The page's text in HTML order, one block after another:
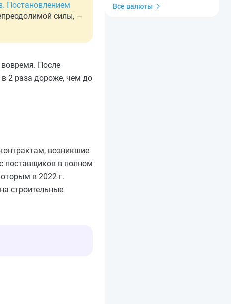
Постановлением
силы, —
вовремя. После
2 раза дороже, чем до
возникшие
поставщиков в полном
в 2022 г.
строительные
Все валюты